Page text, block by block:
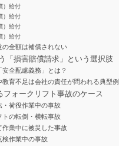
）給付
）給付
）給付
）給付
の全額は補償されない
「損害賠償請求」という選択肢
全配慮義務」とは？
教育不足は会社の責任が問われる典型例
ォークリフト事故のケース
荷役作業中の事故
の転倒・横転事故
業中に被災した事故
作業中の事故